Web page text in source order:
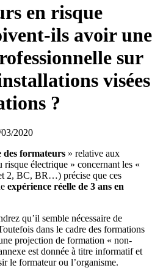
en risque
ils avoir une
sur
visées
?
2020
des formateurs » relative aux
risque électrique » concernant les «
2, BC, BR…) précise que ces
expérience réelle de 3 ans en
qu’il semble nécessaire de
dans le cadre des formations
projection de formation « non-
est donnée à titre informatif et
le formateur ou l’organisme.